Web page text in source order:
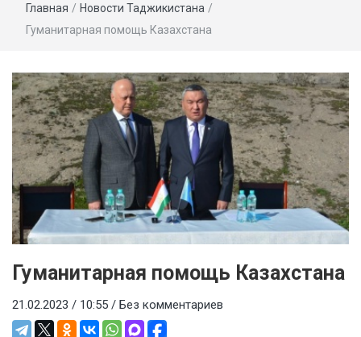
Главная / Новости Таджикистана /
Гуманитарная помощь Казахстана
Гуманитарная помощь Казахстана
21.02.2023 / 10:55 / Без комментариев